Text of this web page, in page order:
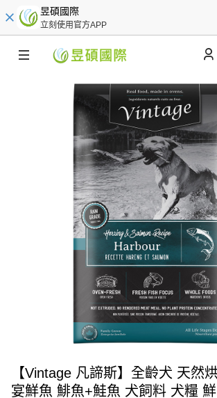
昱碩國際
立刻使用官方APP
【Vintage 凡諦斯】全齡犬 天然
宴鮮魚 鯡魚+鮭魚 犬飼料 犬糧